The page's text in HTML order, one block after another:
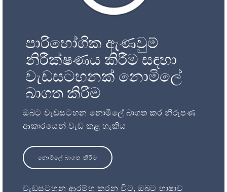
පාරිභෝගික ඇණවුම්
නිරීක්ෂණය කිරීම සඳහා
වැඩසටහනක් නොමිලේ
බාගත කිරීම
ඔබට වැඩසටහන නොමිලේ බාගත කර නිරූපණ
ආකාරයෙන් වැඩ කළ හැකිය
නොමිලේ බාගත කිරීම
වැඩසටහන ආරම්භ කරන විට, ඔබට භාෂාව